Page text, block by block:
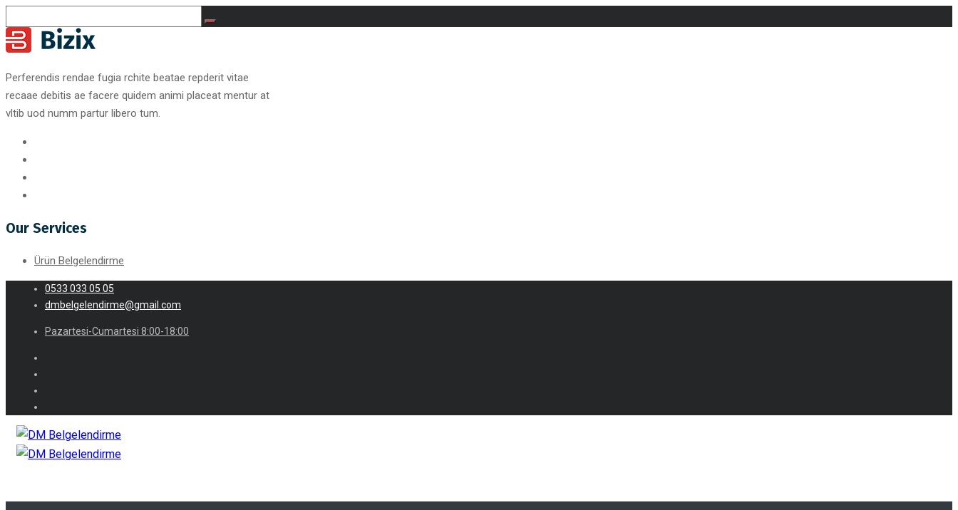
Perferendis rendae fugia rchite beatae repderit vitae
recaae debitis ae facere quidem animi placeat mentur at
vltib uod numm partur libero tum.
Our Services
Ürün Belgelendirme
0533 033 05 05
dmbelgelendirme@gmail.com
Pazartesi-Cumartesi 8:00-18:00